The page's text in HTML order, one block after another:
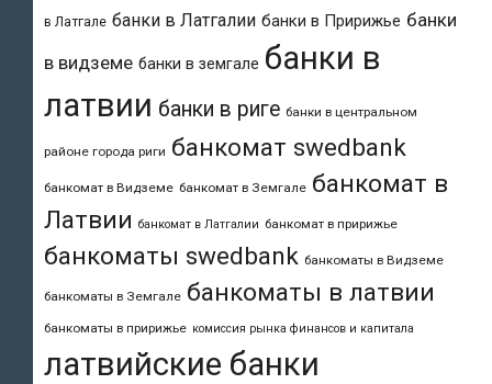
в Латгале банки в Латгалии банки в Пририжье банки
в видземе банки в земгале банки в
латвии банки в риге банки в центральном
районе города риги банкомат swedbank
банкомат в Видземе банкомат в Земгале банкомат в
Латвии банкомат в Латгалии банкомат в пририжье
банкоматы swedbank банкоматы в Видземе
банкоматы в Земгале банкоматы в латвии
банкоматы в пририжье комиссия рынка финансов и капитала
латвийские банки